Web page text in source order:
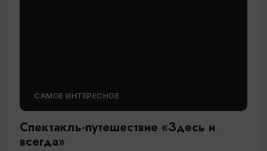
САМОЕ ИНТЕРЕСНОЕ
Спектакль-путешествие «Здесь и
всегда»